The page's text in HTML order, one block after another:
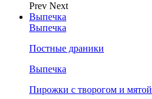
Prev Next
Выпечка
Выпечка
Постные драники
Выпечка
Пирожки с творогом и мятой